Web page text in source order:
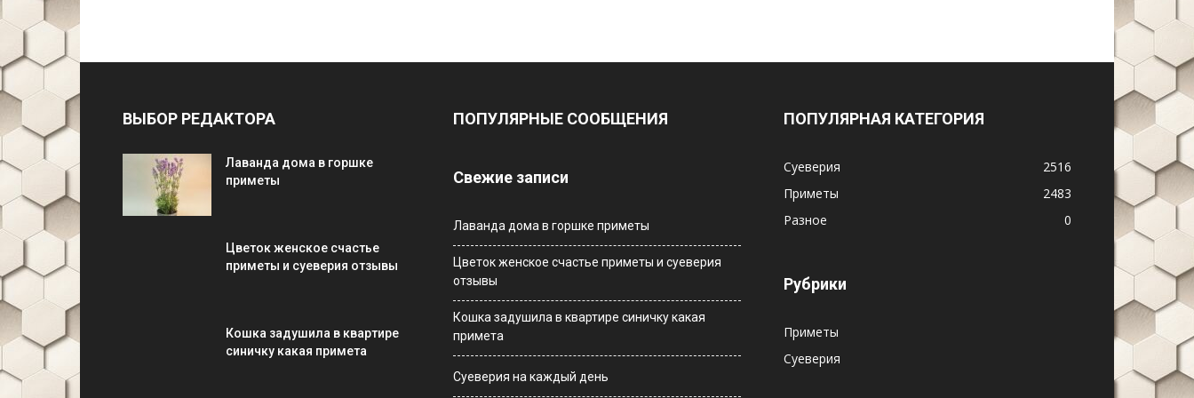
ВЫБОР РЕДАКТОРА
Лаванда дома в горшке
приметы
Цветок женское счастье
приметы и суеверия отзывы
Кошка задушила в квартире
синичку какая примета
ПОПУЛЯРНЫЕ СООБЩЕНИЯ
Свежие записи
Лаванда дома в горшке приметы
Цветок женское счастье приметы и суеверия
отзывы
Кошка задушила в квартире синичку какая
примета
Суеверия на каждый день
ПОПУЛЯРНАЯ КАТЕГОРИЯ
Суеверия
2516
Приметы
2483
Разное
0
Рубрики
Приметы
Суеверия